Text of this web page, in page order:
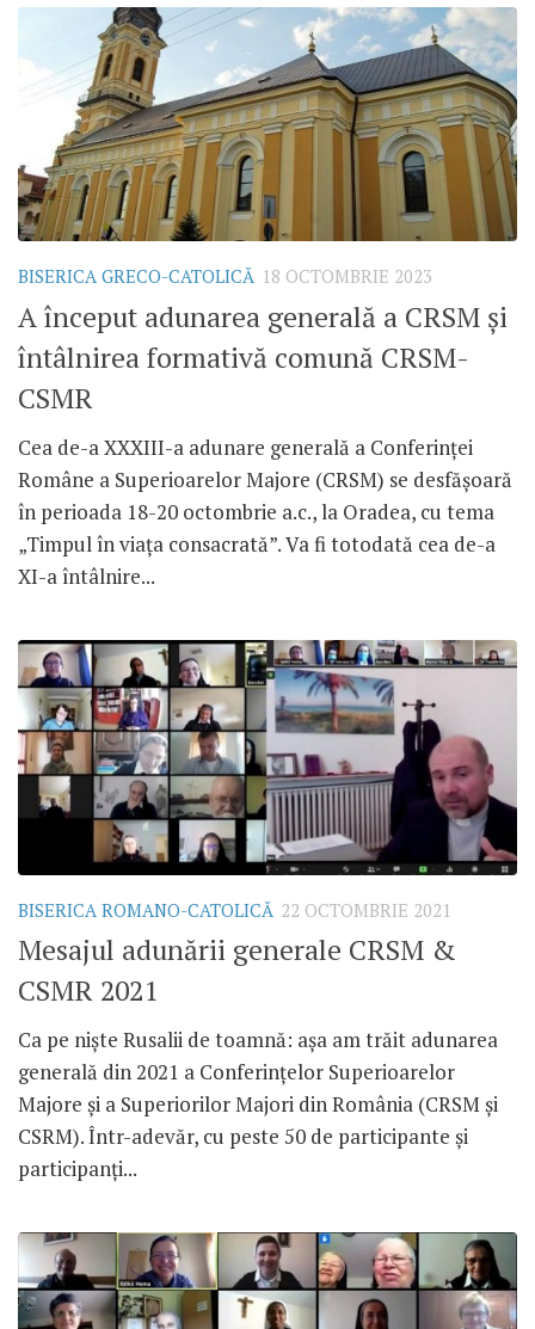
BISERICA GRECO-CATOLICĂ 18 OCTOMBRIE 2023
A început adunarea generală a CRSM și
întâlnirea formativă comună CRSM-
CSMR
Cea de-a XXXIII-a adunare generală a Conferinței
Române a Superioarelor Majore (CRSM) se desfășoară
în perioada 18-20 octombrie a.c., la Oradea, cu tema
„Timpul în viața consacrată”. Va fi totodată cea de-a
XI-a întâlnire...
BISERICA ROMANO-CATOLICĂ 22 OCTOMBRIE 2021
Mesajul adunării generale CRSM &
CSMR 2021
Ca pe niște Rusalii de toamnă: așa am trăit adunarea
generală din 2021 a Conferințelor Superioarelor
Majore și a Superiorilor Majori din România (CRSM și
CSRM). Într-adevăr, cu peste 50 de participante și
participanți...